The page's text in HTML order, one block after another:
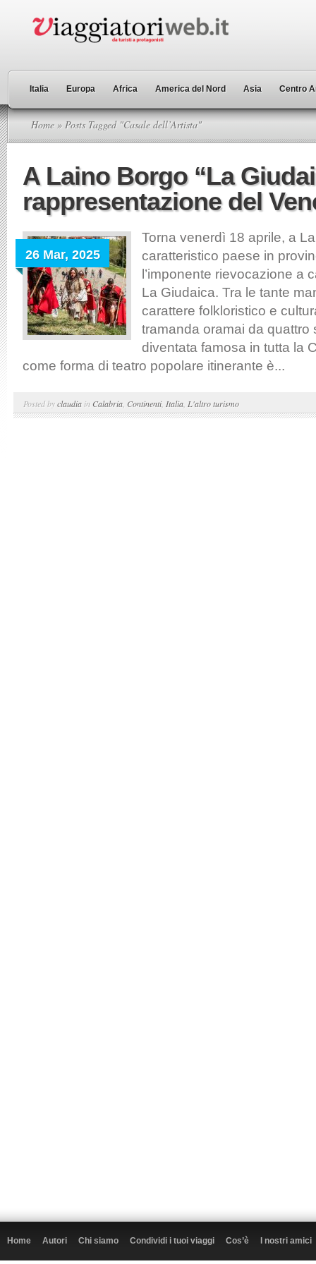
Italia Europa Africa America del Nord Asia Centro
Home » Posts Tagged "Casale dell’Artista"
A Laino Borgo “La
rappresentazione del
26 Mar, 2025
Torna venerdì 18 aprile, a
caratteristico paese in
l’imponente rievocazione a
La Giudaica. Tra le tante
carattere folkloristico e
tramanda oramai da quattro
diventata famosa in tutta la
come forma di teatro popolare itinerante è...
Posted byclaudia in Calabria Continenti, Italia L'altro turismo
Home Autori Chi siamo Condividi i tuoi viaggi Cos’è I nostri amici